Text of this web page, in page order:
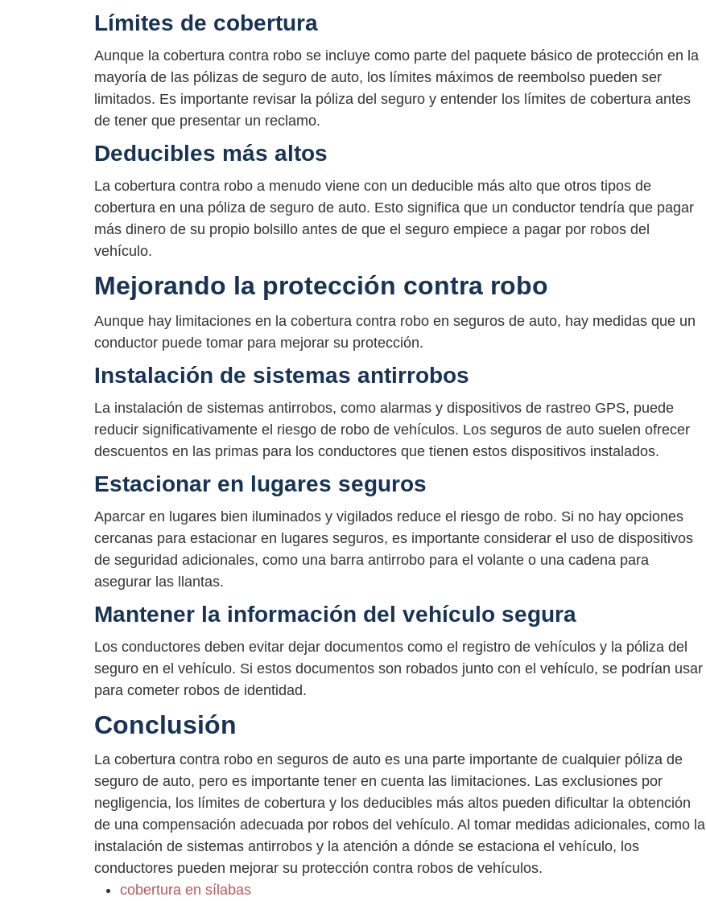
Límites de cobertura
Aunque la cobertura contra robo se incluye como parte del paquete básico de protección en la
mayoría de las pólizas de seguro de auto, los límites máximos de reembolso pueden ser
limitados. Es importante revisar la póliza del seguro y entender los límites de cobertura antes
de tener que presentar un reclamo.
Deducibles más altos
La cobertura contra robo a menudo viene con un deducible más alto que otros tipos de
cobertura en una póliza de seguro de auto. Esto significa que un conductor tendría que pagar
más dinero de su propio bolsillo antes de que el seguro empiece a pagar por robos del
vehículo.
Mejorando la protección contra robo
Aunque hay limitaciones en la cobertura contra robo en seguros de auto, hay medidas que un
conductor puede tomar para mejorar su protección.
Instalación de sistemas antirrobos
La instalación de sistemas antirrobos, como alarmas y dispositivos de rastreo GPS, puede
reducir significativamente el riesgo de robo de vehículos. Los seguros de auto suelen ofrecer
descuentos en las primas para los conductores que tienen estos dispositivos instalados.
Estacionar en lugares seguros
Aparcar en lugares bien iluminados y vigilados reduce el riesgo de robo. Si no hay opciones
cercanas para estacionar en lugares seguros, es importante considerar el uso de dispositivos
de seguridad adicionales, como una barra antirrobo para el volante o una cadena para
asegurar las llantas.
Mantener la información del vehículo segura
Los conductores deben evitar dejar documentos como el registro de vehículos y la póliza del
seguro en el vehículo. Si estos documentos son robados junto con el vehículo, se podrían usar
para cometer robos de identidad.
Conclusión
La cobertura contra robo en seguros de auto es una parte importante de cualquier póliza de
seguro de auto, pero es importante tener en cuenta las limitaciones. Las exclusiones por
negligencia, los límites de cobertura y los deducibles más altos pueden dificultar la obtención
de una compensación adecuada por robos del vehículo. Al tomar medidas adicionales, como la
instalación de sistemas antirrobos y la atención a dónde se estaciona el vehículo, los
conductores pueden mejorar su protección contra robos de vehículos.
cobertura en sílabas